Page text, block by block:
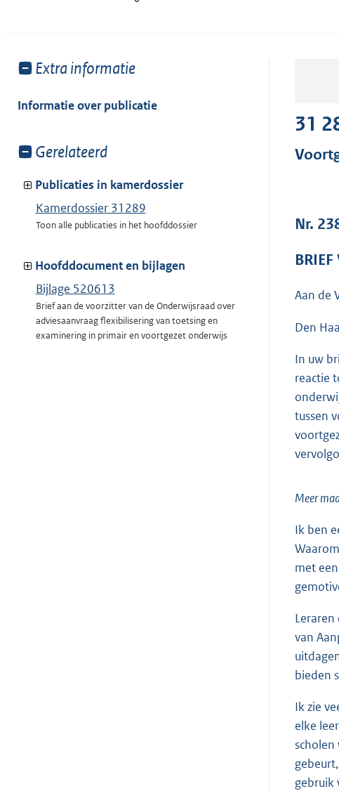
Toon
van:
Extra informatie
Informatie over publicatie
Toon
van:
Gerelateerd
Publicaties in kamerdossier
Kamerdossier 31289
Toon alle publicaties in het hoofddossier
Hoofddocument en bijlagen
Bijlage 520613
Brief aan de voorzitter van de Onderwijsraad over
adviesaanvraag flexibilisering van toetsing en
examinering in primair en voortgezet onderwijs
31
Nr.
Aan de
Den
In uw
reactie
tussen
Meer
Ik ben
met
van
bieden
Ik zie
elke
scholen
gebruik